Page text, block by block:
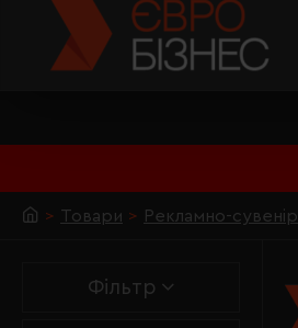
Товари Рекламно-
Фільтр